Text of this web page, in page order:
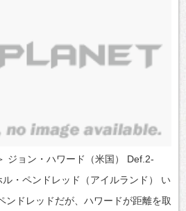
ジョン・ハワード（米国） Def.2-
・ペンドレッド（アイルランド） い
ンドレッドだが、ハワードが距離を取